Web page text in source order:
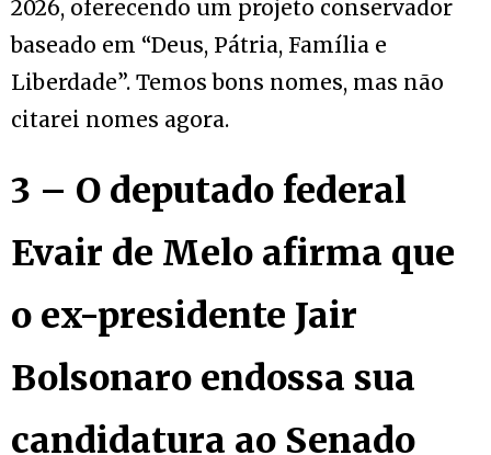
2026, oferecendo um projeto conservador
baseado em “Deus, Pátria, Família e
Liberdade”. Temos bons nomes, mas não
citarei nomes agora.
3 – O deputado federal
Evair de Melo afirma que
o ex-presidente Jair
Bolsonaro endossa sua
candidatura ao Senado